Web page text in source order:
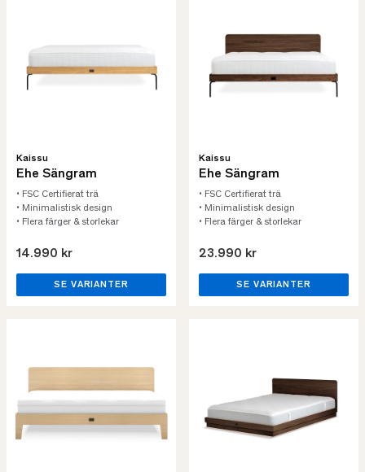
Kaissu
Ehe Sängram
• FSC Certifierat trä
• Minimalistisk design
• Flera färger & storlekar
14.990 kr
SE VARIANTER
Kaissu
Ehe Sängram
• FSC Certifierat trä
• Minimalistisk design
• Flera färger & storlekar
23.990 kr
SE VARIANTER